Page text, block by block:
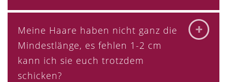
Meine Haare haben nicht ganz die
Mindestlänge, es fehlen 1-2 cm
kann ich sie euch trotzdem
schicken?